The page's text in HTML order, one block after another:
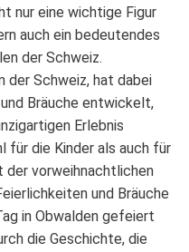
nur eine wichtige Figur
auch ein bedeutendes
der Schweiz.
der Schweiz, hat dabei
Bräuche entwickelt,
Erlebnis
für die Kinder als auch für
der vorweihnachtlichen
und Bräuche
in Obwalden gefeiert
die Geschichte, die